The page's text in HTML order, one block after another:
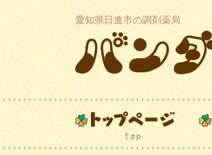
愛知県日進市の調剤薬局